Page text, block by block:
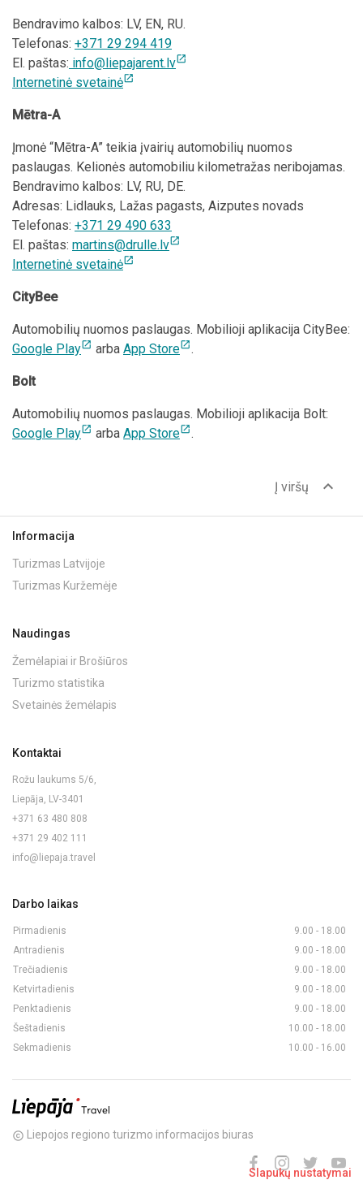
Slapukų nustatymai
Bendravimo kalbos: LV, EN, RU.
Telefonas: +371 29 294 419
El. paštas: info@liepajarent.lvopen_in_new
Internetinė svetainėopen_in_new
Mētra-A
Įmonė “Mētra-A” teikia įvairių automobilių nuomos
paslaugas. Kelionės automobiliu kilometražas neribojamas.
Bendravimo kalbos: LV, RU, DE.
Adresas: Lidlauks, Lažas pagasts, Aizputes novads
Telefonas: +371 29 490 633
El. paštas: martins@drulle.lvopen_in_new
Internetinė svetainėopen_in_new
CityBee
Automobilių nuomos paslaugas. Mobilioji aplikacija CityBee:
Google Playopen_in_new arba App Storeopen_in_new.
Bolt
Automobilių nuomos paslaugas. Mobilioji aplikacija Bolt:
Google Playopen_in_new arba App Storeopen_in_new.
Į viršų expand_less
Informacija
Turizmas Latvijoje
Turizmas Kuržemėje
Naudingas
Žemėlapiai ir Brošiūros
Turizmo statistika
Svetainės žemėlapis
Kontaktai
Rožu laukums 5/6,
Liepāja, LV-3401
+371 63 480 808
+371 29 402 111
info@liepaja.travel
Darbo laikas
Pirmadienis
9.00 - 18.00
Antradienis
9.00 - 18.00
Trečiadienis
9.00 - 18.00
Ketvirtadienis
9.00 - 18.00
Penktadienis
9.00 - 18.00
Šeštadienis
10.00 - 18.00
Sekmadienis
10.00 - 16.00
copyright Liepojos regiono turizmo informacijos biuras